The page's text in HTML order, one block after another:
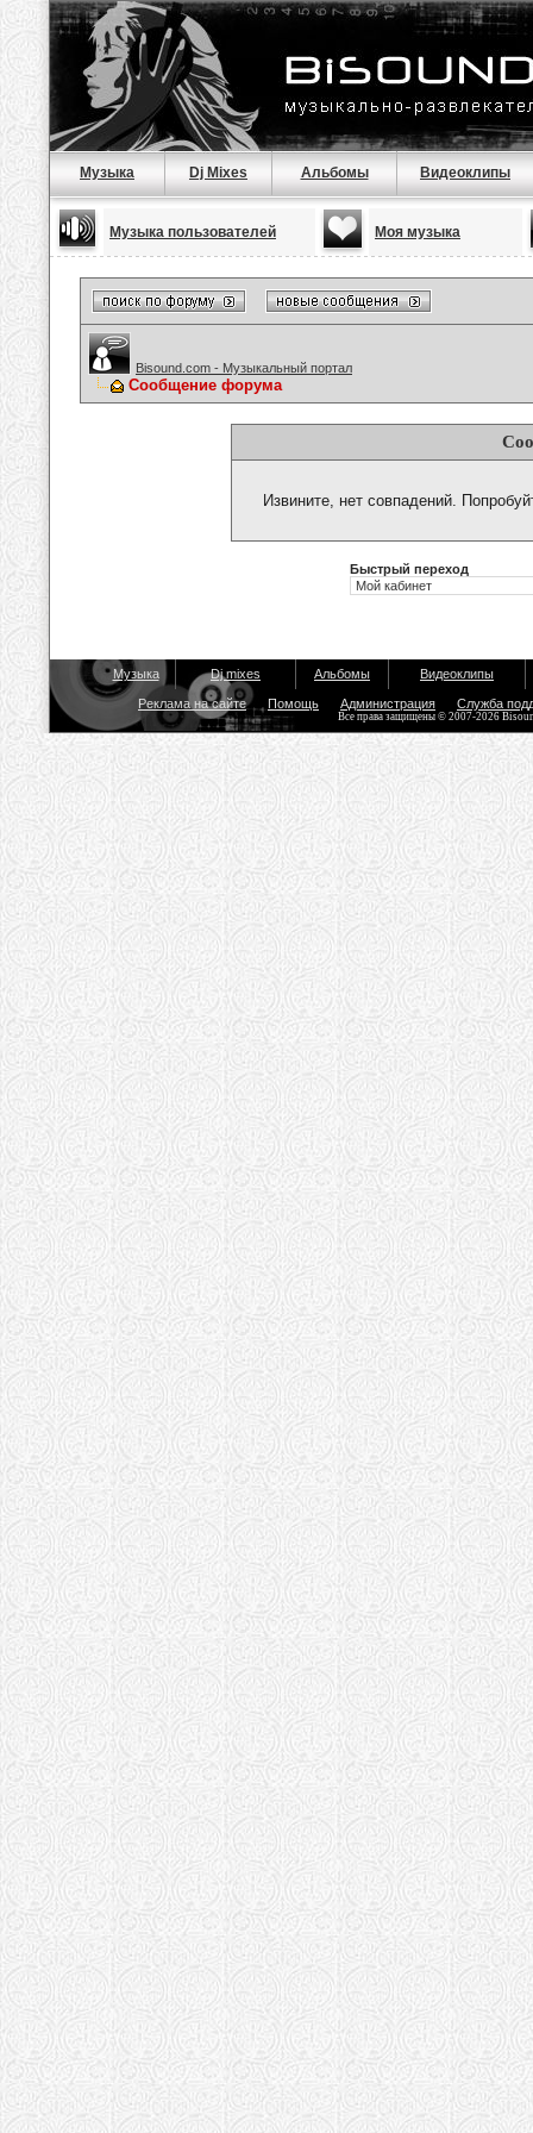
Музыка Dj Mixes Альбомы Видеоклипы
Музыка пользователей Моя музыка
Bisound.com - Музыкальный портал
Сообщение форума
Извините, нет совпадений.
Быстрый переход
Музыка Dj mixes Альбомы Видеоклипы
Реклама на сайте Помощь Администрация Служба
Все права защищены © 2007-2026